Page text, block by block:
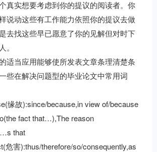
真实想要考虑到你的提议的阅读者。你
说动这些有工作能力依照你的提议去做
去找这些早已愿意了你的见解但对时下
。
适当应用能够使所发表文章条理清楚条
些在解决问题型的毕业论文中常用词
缘故):since/because,in view of/because
fact that…),The reason
that
危害):thus/therefore/so/consequently,as